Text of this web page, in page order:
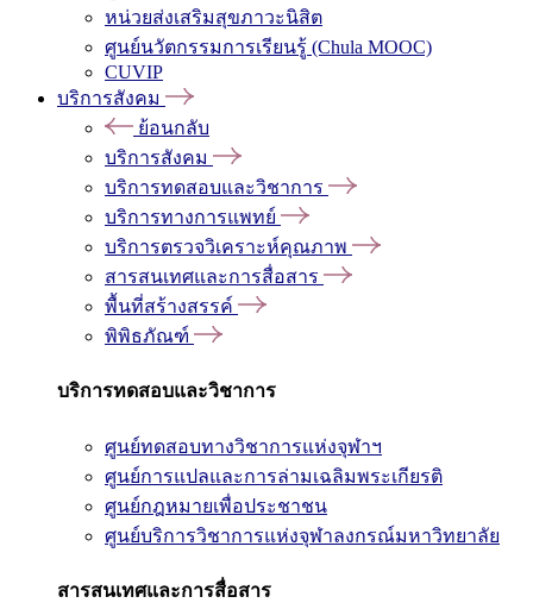
หน่วยส่งเสริมสุขภาวะนิสิต
ศูนย์นวัตกรรมการเรียนรู้ (Chula MOOC)
CUVIP
บริการสังคม
ย้อนกลับ
บริการสังคม
บริการทดสอบและวิชาการ
บริการทางการแพทย์
บริการตรวจวิเคราะห์คุณภาพ
สารสนเทศและการสื่อสาร
พื้นที่สร้างสรรค์
พิพิธภัณฑ์
บริการทดสอบและวิชาการ
ศูนย์ทดสอบทางวิชาการแห่งจุฬาฯ
ศูนย์การแปลและการล่ามเฉลิมพระเกียรติ
ศูนย์กฎหมายเพื่อประชาชน
ศูนย์บริการวิชาการแห่งจุฬาลงกรณ์มหาวิทยาลัย
สารสนเทศและการสื่อสาร